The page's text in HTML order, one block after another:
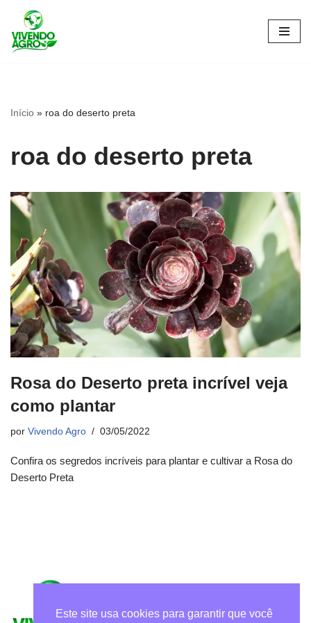
Pular
para
Início » roa do deserto preta
roa do deserto preta
Rosa do Deserto preta incrível veja
como plantar
por Vivendo Agro 03/05/2022
Confira os segredos incríveis para plantar e cultivar a Rosa do
Deserto Preta
Este site usa cookies para garantir que você